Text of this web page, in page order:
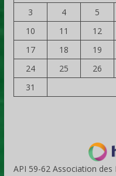
3
4 5
10
11 12
17
18 19
24
25 26
31
API 59-62 Association